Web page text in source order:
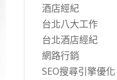
酒店經紀
台北八大工作
台北酒店經紀
網路行銷
SEO搜尋引擎優化